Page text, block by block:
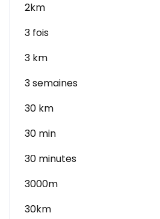
2km
3 fois
3 km
3 semaines
30 km
30 min
30 minutes
3000m
30km